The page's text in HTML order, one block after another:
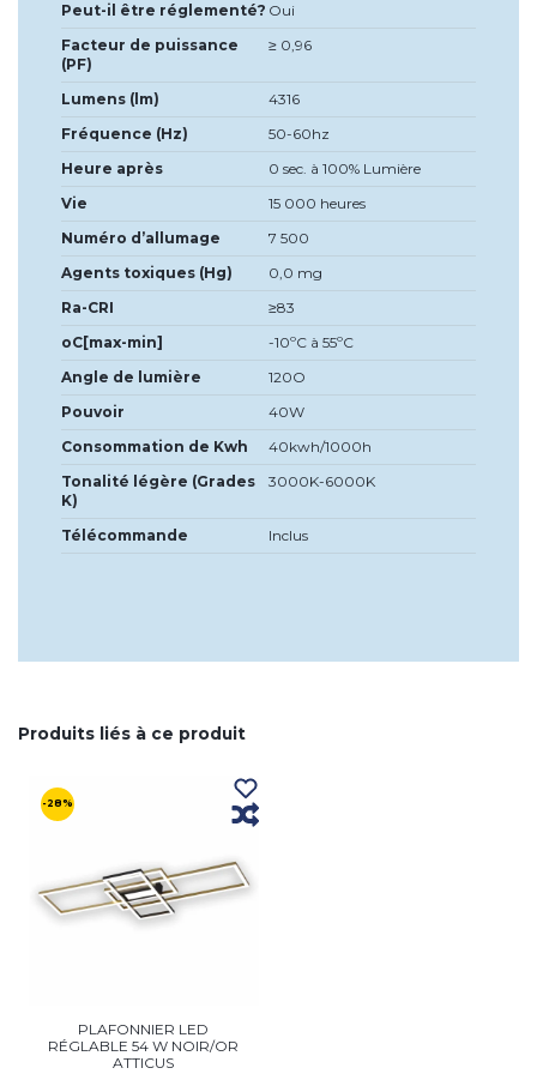
Peut-il être réglementé? Oui
Facteur de puissance
(PF)
≥ 0,96
Lumens (lm)
4316
Fréquence (Hz)
50-60hz
Heure après
0 sec. à 100% Lumière
Vie
15 000 heures
Numéro d’allumage
7 500
Agents toxiques (Hg)
0,0 mg
Ra-CRI
≥83
oC[max-min]
-10ºC à 55ºC
Angle de lumière
120O
Pouvoir
40W
Consommation de Kwh
40kwh/1000h
Tonalité légère (Grades
K)
3000K-6000K
Télécommande Inclus
Produits liés à ce produit
-28%
PLAFONNIER LED
RÉGLABLE 54 W NOIR/OR
ATTICUS